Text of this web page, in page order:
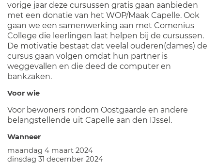
vorige jaar deze cursussen gratis gaan aanbieden
met een donatie van het WOP/Maak Capelle. Ook
gaan we een samenwerking aan met Comenius
College die leerlingen laat helpen bij de cursussen.
De motivatie bestaat dat veelal ouderen(dames) de
cursus gaan volgen omdat hun partner is
weggevallen en die deed de computer en
bankzaken.
Voor wie
Voor bewoners rondom Oostgaarde en andere
belangstellende uit Capelle aan den IJssel.
Wanneer
maandag 4 maart 2024
dinsdag 31 december 2024